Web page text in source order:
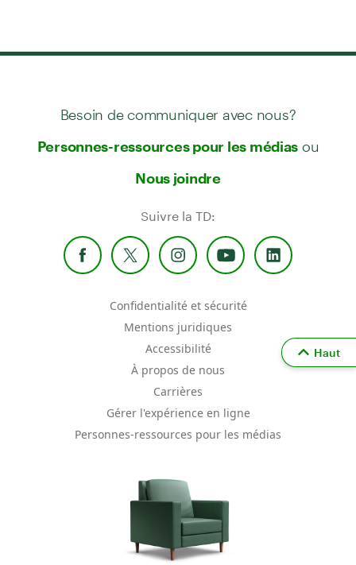
Besoin de communiquer avec nous?
Personnes-ressources pour les médias ou
Nous joindre
Suivre la TD:
Confidentialité et sécurité
Mentions juridiques
Accessibilité
À propos de nous
Carrières
Gérer l'expérience en ligne
Personnes-ressources pour les médias
Haut